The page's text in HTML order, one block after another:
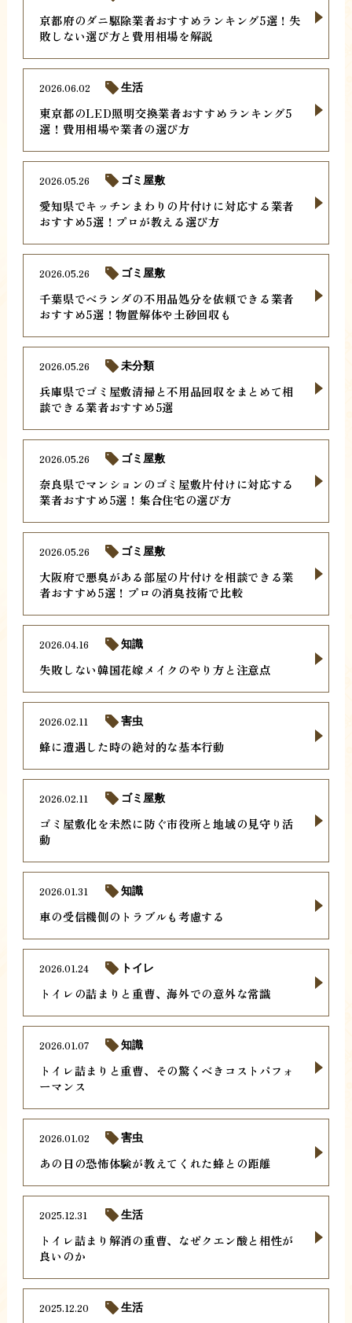
京都府のダニ駆除業者おすすめランキング5選！失
敗しない選び方と費用相場を解説
東京都のLED照明交換業者おすすめランキング5
選！費用相場や業者の選び方
2026.06.02 生活
愛知県でキッチンまわりの片付けに対応する業者
おすすめ5選！プロが教える選び方
2026.05.26 ゴミ屋敷
千葉県でベランダの不用品処分を依頼できる業者
おすすめ5選！物置解体や土砂回収も
2026.05.26 ゴミ屋敷
兵庫県でゴミ屋敷清掃と不用品回収をまとめて相
談できる業者おすすめ5選
2026.05.26 未分類
奈良県でマンションのゴミ屋敷片付けに対応する
業者おすすめ5選！集合住宅の選び方
2026.05.26 ゴミ屋敷
大阪府で悪臭がある部屋の片付けを相談できる業
者おすすめ5選！プロの消臭技術で比較
2026.05.26 ゴミ屋敷
失敗しない韓国花嫁メイクのやり方と注意点
2026.04.16 知識
蜂に遭遇した時の絶対的な基本行動
2026.02.11 害虫
ゴミ屋敷化を未然に防ぐ市役所と地域の見守り活
動
2026.02.11 ゴミ屋敷
車の受信機側のトラブルも考慮する
2026.01.31 知識
トイレの詰まりと重曹、海外での意外な常識
2026.01.24 トイレ
トイレ詰まりと重曹、その驚くべきコストパフォ
ーマンス
2026.01.07 知識
あの日の恐怖体験が教えてくれた蜂との距離
2026.01.02 害虫
トイレ詰まり解消の重曹、なぜクエン酸と相性が
良いのか
2025.12.31 生活
2025.12.20 生活